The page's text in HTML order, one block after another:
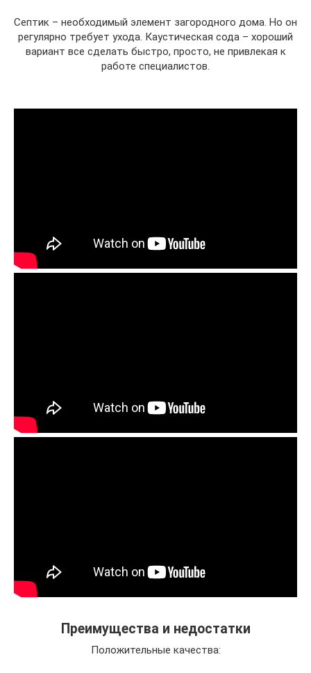
Септик – необходимый элемент загородного дома. Но он
регулярно требует ухода. Каустическая сода – хороший
вариант все сделать быстро, просто, не привлекая к
работе специалистов.
Преимущества и недостатки
Положительные качества: